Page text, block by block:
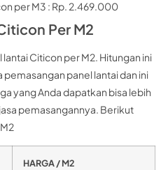
per M3 : Rp. 2.469.000
Per M2
Citicon per M2. Hitungan ini
panel lantai dan ini
yang Anda dapatkan bisa lebih
pemasangannya. Berikut
HARGA / M2